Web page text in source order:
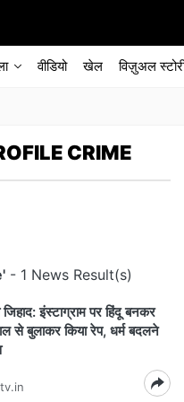
वीडियो खेल विज़ुअल
CRIME
- 1 News Result(s)
इंस्टाग्राम पर हिंदू बनकर
से बुलाकर किया रेप, धर्म बदलने